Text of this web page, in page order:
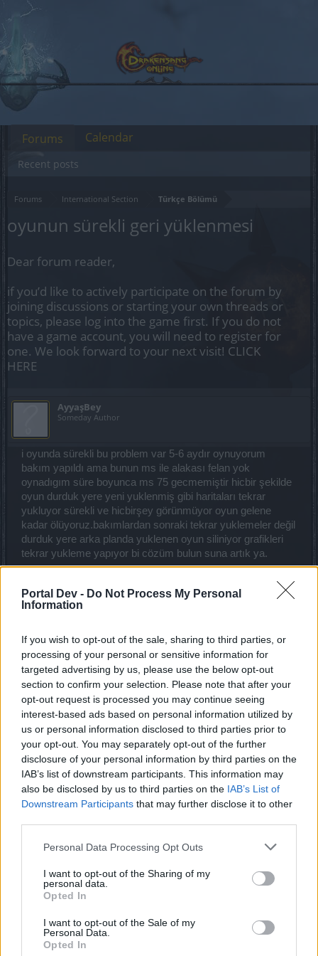
Portal Dev - Do Not Process My Personal
Information
If you wish to opt-out of the sale, sharing to third parties, or
processing of your personal or sensitive information for
targeted advertising by us, please use the below opt-out
section to confirm your selection. Please note that after your
opt-out request is processed you may continue seeing
interest-based ads based on personal information utilized by
us or personal information disclosed to third parties prior to
your opt-out. You may separately opt-out of the further
disclosure of your personal information by third parties on the
IAB’s list of downstream participants. This information may
also be disclosed by us to third parties on the IAB’s List of
Downstream Participants that may further disclose it to other
Personal Data Processing Opt Outs
I want to opt-out of the Sharing of my
personal data.
Opted In
I want to opt-out of the Sale of my
Personal Data.
Opted In
Forums International Section Türkçe Bölümü
oyunun sürekli geri yüklenmesi
Dear forum reader,
if you’d like to actively participate on the forum by
joining discussions or starting your own threads or
topics, please log into the game first. If you do not
have a game account, you will need to register for
one. We look forward to your next visit! CLICK
HERE
AyyaşBey
Someday Author
i oyunda sürekli bu problem var 5-6 aydır oynuyorum
bakım yapıldı ama bunun ms ile alakası felan yok
oynadıgım süre boyunca ms 75 gecmemiştir hicbir şekilde
oyun durduk yere yeni yuklenmiş gibi haritaları tekrar
yukluyor sürekli ve hicbirşey görünmüyor oyun gelene
kadar ölüyoruz.bakımlardan sonraki tekrar yuklemeler değil
durduk yere arka planda yuklenen oyun siliniyor grafikleri
tekrar yukleme yapıyor bi cözüm bulun suna artık ya.
Sürekli aynı sorunu yazıyorsun. Biz de aynı cevapları
veriyoruz. Yedeğini alacaksın güzel kardeşim bizde de
oluyor bu sorun ara ara. Zor bişe değil oyunu tam
yükledikten sonra klasörün yedeğini al. Baktın orijinal oyun
klasörün boyutu küçülmüş bil ki dosyalar silinmiştir.
Yedektekini oraya copy/paste yapmak zor olmasa gerek?
Aug 16, 2020
AyyaşBey
tesekkür ederim cevabın için bu konu hakkında post
acmamıstım varsada görmedim kusura bakmayın
beyefendi.iyi oyunlar.
Aug 16, 2020
aBDuLHaMiTHaN likes this.
Forums
Recent posts
Calendar